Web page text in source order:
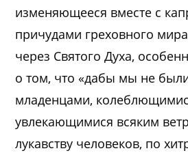
изменяющееся вместе с
причудами греховного
через Святого Духа,
о том, что «дабы мы не
младенцами,
увлекающимися всяким
лукавству человеков, по